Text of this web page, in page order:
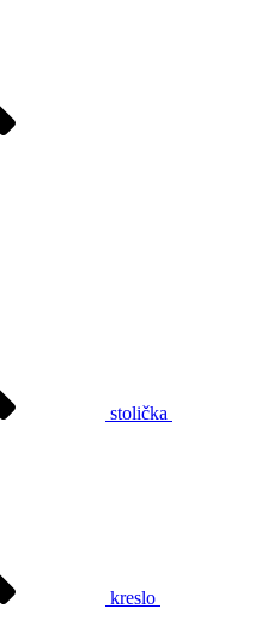
stolička
kreslo